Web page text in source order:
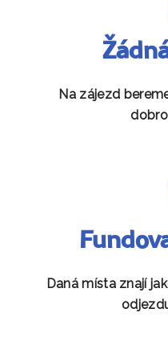
Na zájezd
Daná místa znají